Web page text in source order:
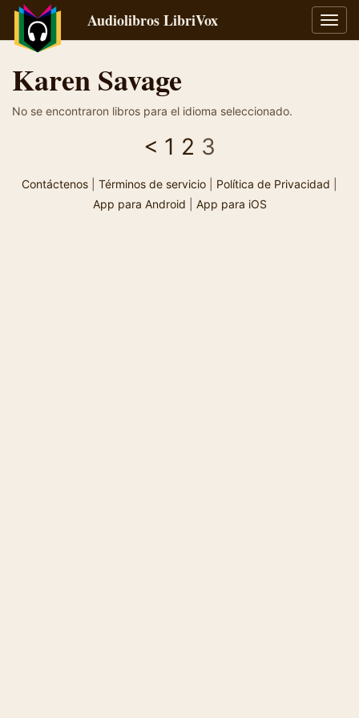
Audiolibros LibriVox
Karen Savage
No se encontraron libros para el idioma seleccionado.
< 1 2 3
Contáctenos Términos de servicio Política de Privacidad
App para Android
App para iOS